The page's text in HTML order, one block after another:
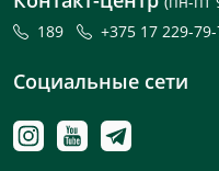
189
+375 17 229-
Социальные сети